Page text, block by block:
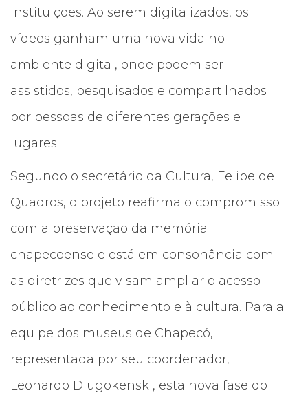
instituições. Ao serem digitalizados, os
vídeos ganham uma nova vida no
ambiente digital, onde podem ser
assistidos, pesquisados e compartilhados
por pessoas de diferentes gerações e
lugares.
Segundo o secretário da Cultura, Felipe de
Quadros, o projeto reafirma o compromisso
com a preservação da memória
chapecoense e está em consonância com
as diretrizes que visam ampliar o acesso
público ao conhecimento e à cultura. Para a
equipe dos museus de Chapecó,
representada por seu coordenador,
Leonardo Dlugokenski, esta nova fase do